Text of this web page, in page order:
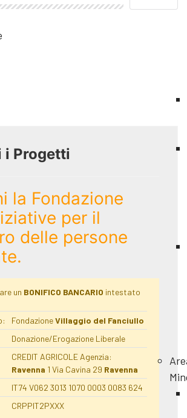
i Progetti
la Fondazione
per il
delle persone
un BONIFICO BANCARIO intestato
FondazioneVillaggio del Fanciullo
Donazione/Erogazione Liberale
CREDIT AGRICOLE Agenzia:
Ravenna 1 Via Cavina 29 Ravenna
IT74 V062 3013 1070 0003 0083 624
CRPPIT2PXXX